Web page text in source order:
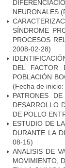
NEURONALES
SÍNDROME
PROCESOS
2008-02-28)
DEL FACTOR
POBLACIÓN
(Fecha de
PATRONES
DESARROLLO
DE POLLO
ESTUDIO DE
DURANTE LA
08-15)
ANALISIS DE
MOVIMIENTO,